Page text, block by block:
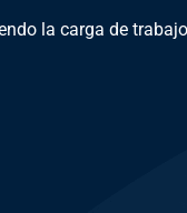
la carga de